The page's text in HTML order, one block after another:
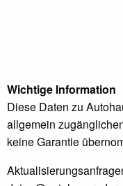
Wichtige Information
Diese Daten zu
allgemein
keine Garantie